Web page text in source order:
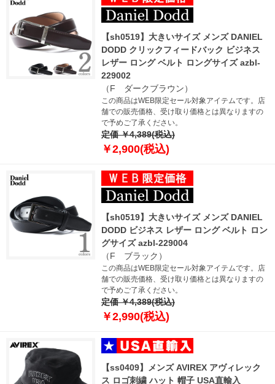
【sh0519】大きいサイズ メンズ DANIEL
DODD クリックフィードバック ビジネス
レザー ロング ベルト ロングサイズ azbl-
229002
（F ダークブラウン）
この商品はWEB限定セール対象アイテムです。店
舗での販売価格、受け取り価格とは異なりますの
で予めご了承ください。
定価 ￥4,389(税込)
￥2,900(税込)
【sh0519】大きいサイズ メンズ DANIEL
DODD ビジネス レザー ロング ベルト ロン
グサイズ azbl-229004
（F ブラック）
この商品はWEB限定セール対象アイテムです。店
舗での販売価格、受け取り価格とは異なりますの
で予めご了承ください。
定価 ￥4,389(税込)
￥2,990(税込)
【ss0409】メンズ AVIREX アヴィレック
ス ロゴ刺繍 ハット 帽子 USA直輸入